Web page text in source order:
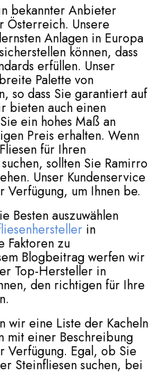
bekannter Anbieter
Österreich. Unsere
Anlagen in Europa
können, dass
erfüllen. Unser
Palette von
so dass Sie garantiert auf
bieten auch einen
ein hohes Maß an
Preis erhalten. Wenn
für Ihren
sollten Sie Ramirro
Unser Kundenservice
Verfügung, um Ihnen be.
Besten auszuwählen
in
Faktoren zu
Blogbeitrag werfen wir
Top-Hersteller in
den richtigen für Ihre
wir eine Liste der Kacheln
mit einer Beschreibung
Verfügung. Egal, ob Sie
Steinfliesen suchen, bei